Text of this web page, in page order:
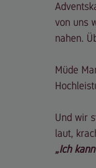
von uns
nahen.
Müde
Und wir
laut,
„Ich